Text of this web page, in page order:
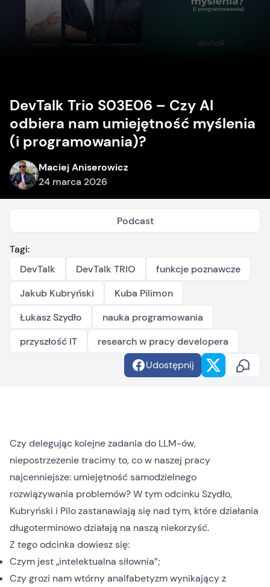
DevTalk Trio S03E06 – Czy AI
odbiera nam umiejętność myślenia
(i programowania)?
Maciej Aniserowicz
24 marca 2026
Podcast
Tagi:
DevTalk
DevTalk TRIO
funkcje poznawcze
Jakub Kubryński
Kuba Pilimon
Łukasz Szydło
nauka programowania
przyszłość IT
research w pracy developera
Udostępnij
Czy delegując kolejne zadania do LLM-ów,
niepostrzeżenie tracimy to, co w naszej pracy
najcenniejsze: umiejętność samodzielnego
rozwiązywania problemów? W tym odcinku Szydło,
Kubryński i Pilo zastanawiają się nad tym, które działania
długoterminowo działają na naszą niekorzyść.
Z tego odcinka dowiesz się:
Czym jest „intelektualna siłownia”;
Czy grozi nam wtórny analfabetyzm wynikający z